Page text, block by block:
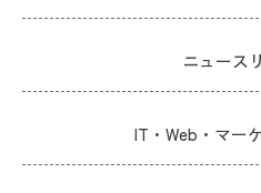
ニュース
IT・Web・マー